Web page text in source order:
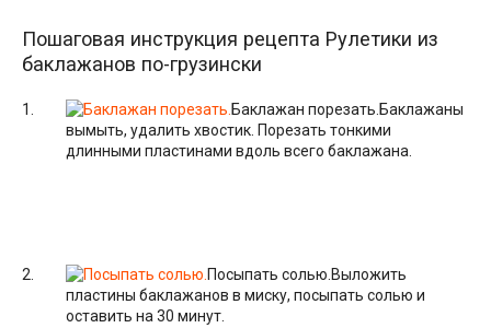
Пошаговая инструкция рецепта Рулетики из
баклажанов по-грузински
Баклажан порезать. Баклажаны
вымыть, удалить хвостик. Порезать тонкими
длинными пластинами вдоль всего баклажана.
Посыпать солью. Выложить
пластины баклажанов в миску, посыпать солью и
оставить на 30 минут.